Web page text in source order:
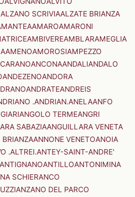
ALZANO SCRIVIAALZATE BRIANZA
AMAROAMARONI
AMBIVEREAMBLARAMEGLIA
AMENOAMOROSIAMPEZZO
ANCONAANDALIANDALO
ANDEZENOANDORA
ANDRATEANDREIS
.ANDRIAN.ANELAANFO
ANGOLO TERMEANGRI
SABAZIAANGUILLARA VENETA
BRIANZAANNONE VENETOANOIA
.ALTREI.ANTEY-SAINT-ANDRE'
ANTIGNANOANTILLOANTONIMINA
SCHIERANCO
ANZANO DEL PARCO